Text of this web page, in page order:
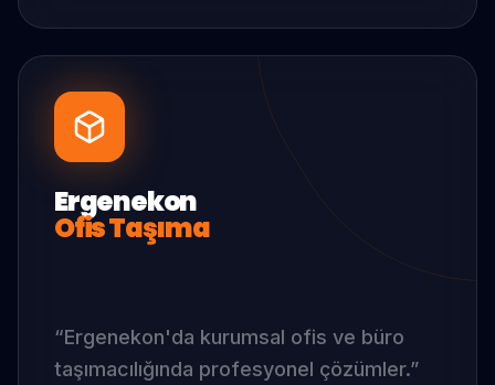
Ergenekon
Ofis Taşıma
“Ergenekon'da kurumsal ofis ve büro
taşımacılığında profesyonel çözümler.”